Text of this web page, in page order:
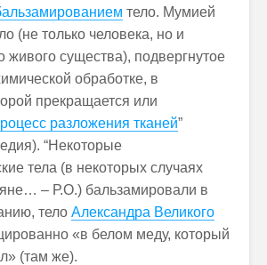
тело. Мумией
(не только человека, но и
живого существа), подвергнутое
обработке, в
прекращается или
разложения тканей”
“Некоторые
тела (в некоторых случаях
– Р.О.) бальзамировали в
тело Александра Великого
«в белом меду, который
(там же).